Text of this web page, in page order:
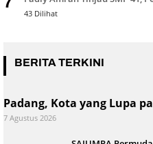
43 Dilihat
BERITA TERKINI
Padang, Kota yang Lupa
7 Agustus 2026